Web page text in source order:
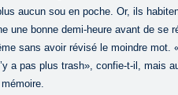
aucun sou en poche. Or, ils
une bonne demi-heure avant de se
sans avoir révisé le moindre mot.
a pas plus trash», confie-t-il, mais